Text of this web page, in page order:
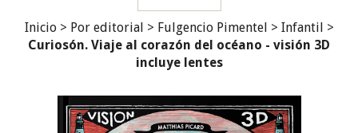
Inicio > Por editorial > Fulgencio Pimentel > Infantil >
Curiosón. Viaje al corazón del océano - visión 3D
incluye lentes